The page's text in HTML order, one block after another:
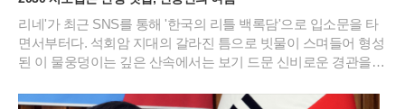
리네'가 최근 SNS를 통해 '한국의 리틀 백록담'으로 입소문을 타
면서부터다. 석회암 지대의 갈라진 틈으로 빗물이 스며들어 형성
된 이 물웅덩이는 깊은 산속에서는 보기 드문 신비로운 경관을
섭씨 20도 안팎의 서늘한 기온을 유지하며 피서객들에게 새로운